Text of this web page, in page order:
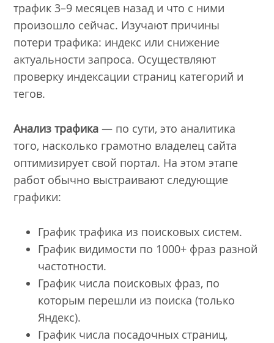
трафик 3–9 месяцев назад и что с ними
произошло сейчас. Изучают причины
потери трафика: индекс или снижение
актуальности запроса. Осуществляют
проверку индексации страниц категорий и
тегов.
Анализ трафика — по сути, это аналитика
того, насколько грамотно владелец сайта
оптимизирует свой портал. На этом этапе
работ обычно выстраивают следующие
графики:
График трафика из поисковых систем.
График видимости по 1000+ фраз разной
частотности.
График числа поисковых фраз, по
которым перешли из поиска (только
Яндекс).
График числа посадочных страниц,